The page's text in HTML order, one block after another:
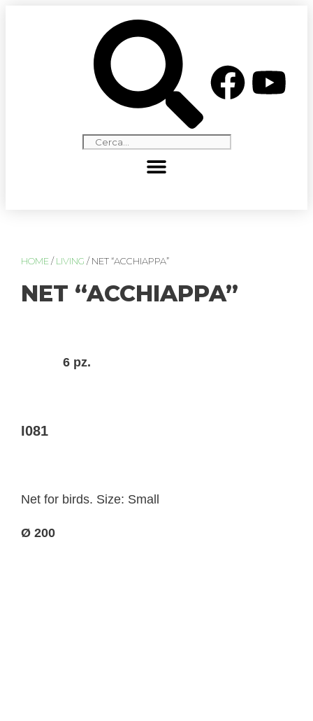
HOME / LIVING / NET “ACCHIAPPA”
NET “ACCHIAPPA”
6 pz.
I081
Net for birds. Size: Small
Ø 200